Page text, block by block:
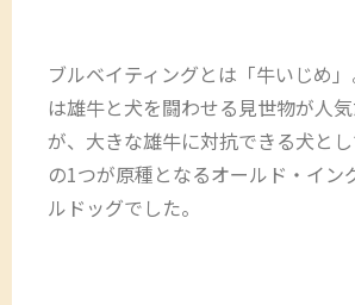
ブルベイティングとは「牛いじめ
は雄牛と犬を闘わせる見世物が人
が、大きな雄牛に対抗できる犬と
の1つが原種となるオールド・イン
ルドッグでした。